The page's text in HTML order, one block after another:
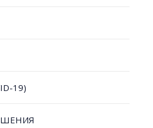
19)